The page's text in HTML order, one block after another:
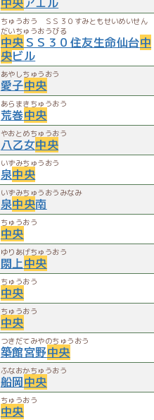
ちゅうおう ＳＳ３０すみともせいめいせん
だいちゅうおうびる
中央 ＳＳ３０住友生命仙台中
央ビル
あやしちゅうおう
愛子中央
あらまきちゅうおう
荒巻中央
やおとめちゅうおう
八乙女中央
いずみちゅうおう
泉中央
いずみちゅうおうみなみ
泉中央南
ちゅうおう
中央
ゆりあげちゅうおう
閖上中央
ちゅうおう
中央
ちゅうおう
中央
つきだてみやのちゅうおう
築館宮野中央
ふなおかちゅうおう
船岡中央
ちゅうおう
中央